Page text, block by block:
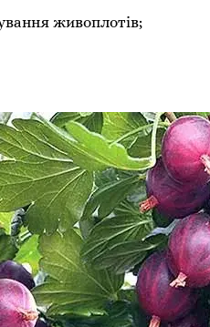
живоплотів;